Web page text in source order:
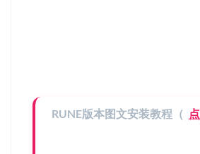
RUNE版本图文安装教程（